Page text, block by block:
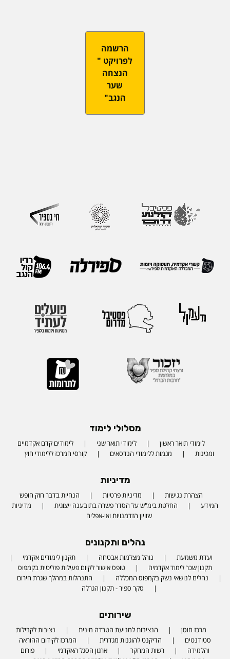
הרשמה
לפרויקט "
הנצחה
שער
הנגב"
מסלולי לימוד
לימודי תואר ראשון לימודי תואר שני
לימודים קדם אקדמיים
ומכינות
מגמות ללימודי הנדסאים קורסי המרכז ללימודי חוץ
מדיניות
הצהרת נגישות מדיניות פרטיות
הנחיות בדבר חוק חופש
המידע
החלטת בימ"ש על הסדר פשרה בתובענה ייצוגית
מדיניות
שוויון הזדמנויות ואי-אפליה
נהלים ותקנונים
ועדת משמעת נוהל מצלמות אבטחה
תקנון לימודים אקדמי
תקנון שכר לימוד אקדמיה
טופס אישור לקיום פעילות פוליטית בקמפוס
נהלים לנושאי נשק בקמפוס המכללה
התנהלות במהלך שגרת חירום
סקר ספיר - תקנון הגרלה
שירותים
מרכז חוסן הנציבות למניעת הטרדה מינית
נציבות לקבילות
סטודנטים
הדיקנט להוגנות מגדרית
המרכז לקידום ההוראה
והלמידה
רשות המחקר ארגון הסגל האקדמי
פורום